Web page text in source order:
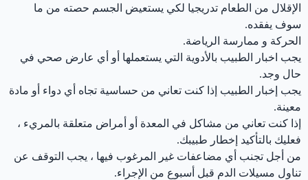
الإقلال من الطعام تدريجيا لكي يستعيض الجسم حصته من ما
سوف يفقده.
الحركة و ممارسة الرياضة.
يجب اخبار الطبيب بالأدوية التي يستعملها أو أي عارض صحي في
حال وجد.
يجب إخبار الطبيب إذا كنت تعاني من حساسية تجاه أي دواء أو مادة
معينة.
إذا كنت تعاني من مشاكل في المعدة أو أمراض متعلقة بالمريء ،
فعليك بالتأكيد إخطار طبيبك.
من أجل تجنب أي مضاعفات غير المرغوب فيها ، يجب التوقف عن
تناول مسيلات الدم قبل أسبوع من الإجراء.